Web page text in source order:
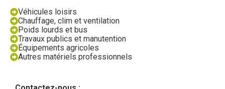
Véhicules loisirs
Chauffage, clim et ventilation
Poids lourds et bus
Travaux publics et manutention
Équipements agricoles
Autres matériels professionnels